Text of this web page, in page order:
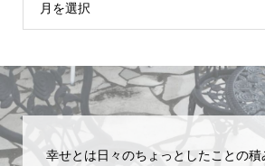
月を選択
幸せとは日々のちょっとしたことの